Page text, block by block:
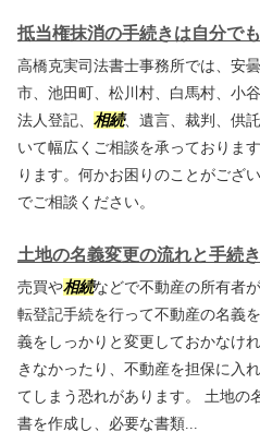
抵当権抹消の手続きは自分で
高橋克実司法書士事務所では、安
市、池田町、松川村、白馬村、小
法人登記、 相続、遺言、裁判、供
いて幅広くご相談を承っておりま
ります。何かお困りのことがござ
でご相談ください。
土地の名義変更の流れと手続き
売買や相続などで不動産の所有者
転登記手続を行って不動産の名義
義をしっかりと変更しておかなけ
きなかったり、不動産を担保に入
てしまう恐れがあります。 土地の
書を作成し、必要な書類...